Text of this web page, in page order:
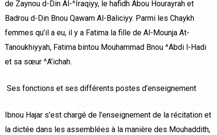
de Zaynou d-Din Al-^Iraqiyy, le hafidh Abou Hourayrah et
Badrou d-Din Bnou Qawam Al-Baliciyy. Parmi les Chaykh
femmes qu’il a eu, il y a Fatima la fille de Al-Mounja At-
Tanoukhiyyah, Fatima bintou Mouhammad Bnou ^Abdi l-Hadi
et sa sœur ^A’ichah.
Ses fonctions et ses différents postes d’enseignement
Ibnou Hajar s’est chargé de l’enseignement de la récitation et
la dictée dans les assemblées à la manière des Mouhaddith,